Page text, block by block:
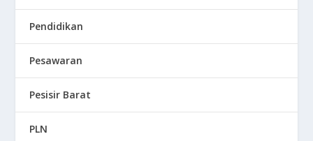
Pendidikan
Pesawaran
Pesisir Barat
PLN